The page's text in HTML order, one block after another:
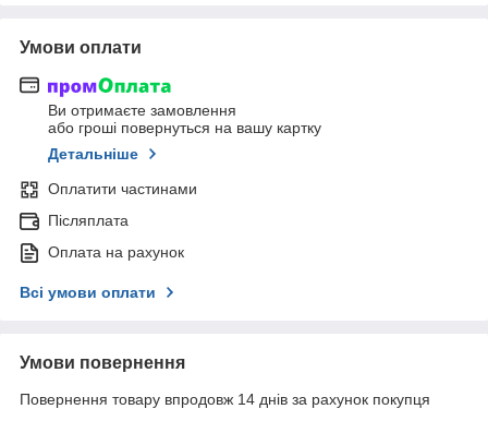
Умови оплати
Ви отримаєте замовлення
або гроші повернуться на вашу картку
Детальніше
Оплатити частинами
Післяплата
Оплата на рахунок
Всі умови оплати
Умови повернення
Повернення товару впродовж 14 днів за рахунок покупця